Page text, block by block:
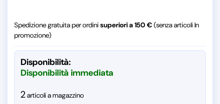
Spedizione gratuita per ordinisuperiori a 150 €(senza articoli In
promozione)
Disponibilità:
Disponibilità immediata
2articoli a magazzino